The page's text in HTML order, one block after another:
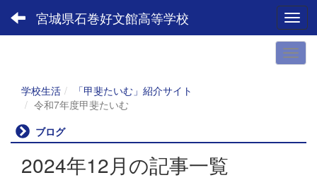
宮城県石巻好文館高等学校
学校生活
「甲斐たいむ」紹介サイト
令和7年度甲斐たいむ
ブログ
2024年12月の記事一覧